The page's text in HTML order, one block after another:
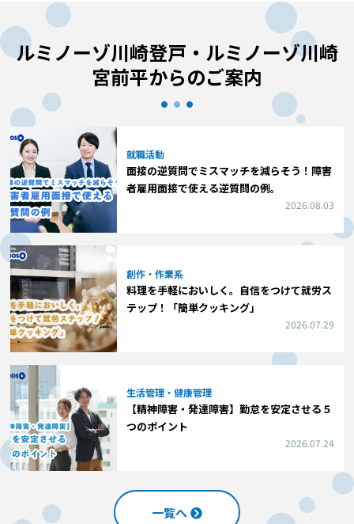
ルミノーゾ川崎登戸・ルミノーゾ川崎
宮前平からのご案内
就職活動
面接の逆質問でミスマッチを減らそう！障害
者雇用面接で使える逆質問の例。
2026.08.03
創作・作業系
料理を手軽においしく。自信をつけて就労ス
テップ！「簡単クッキング」
2026.07.29
生活管理・健康管理
【精神障害・発達障害】勤怠を安定させる５
つのポイント
2026.07.24
一覧へ